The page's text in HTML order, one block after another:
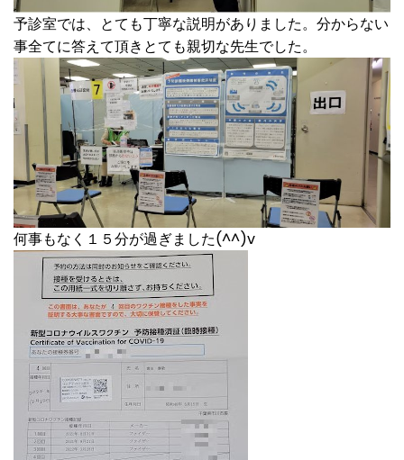
予診室では、とても丁寧な説明がありました。分からない
事全てに答えて頂きとても親切な先生でした。
何事もなく１５分が過ぎました(^^)v